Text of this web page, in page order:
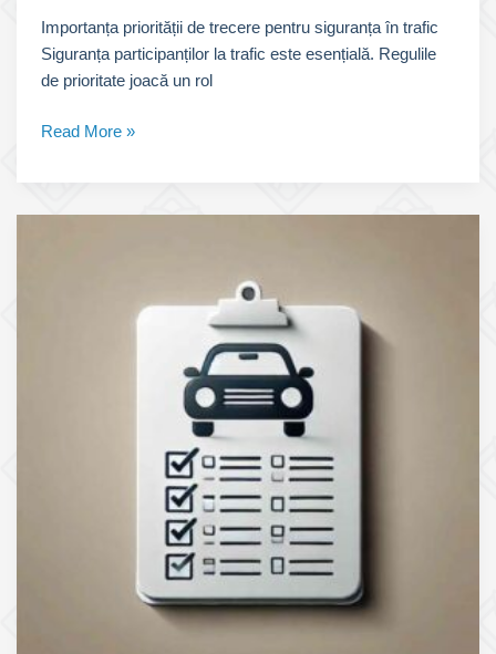
Importanța priorității de trecere pentru siguranța în trafic
Siguranța participanților la trafic este esențială. Regulile
de prioritate joacă un rol
Prioritatea
trecere
Read More »